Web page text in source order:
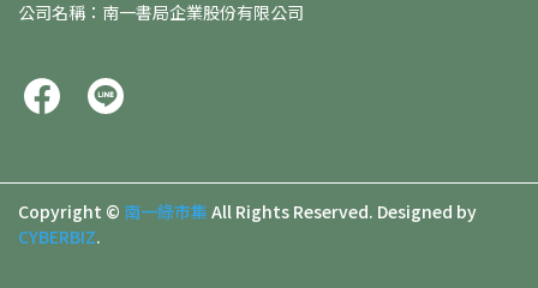
公司名稱：南一書局企業股份有限公司
Copyright © 南一綠市集 All Rights Reserved. Designed by
CYBERBIZ.